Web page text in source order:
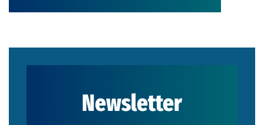
Newsletter